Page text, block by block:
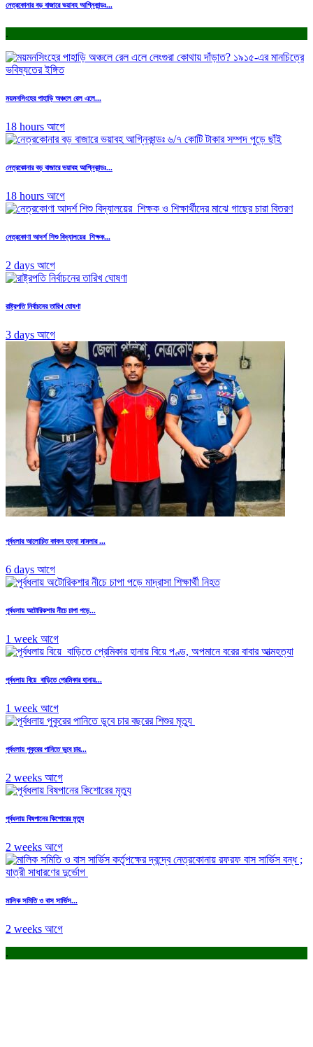
নেত্রকোনার বড় বাজারে ভয়াবহ আগ্নিকান্ডঃ...
.
ময়মনসিংহের পাহাড়ি অঞ্চলে রেল এলে...
18 hours আগে
নেত্রকোনার বড় বাজারে ভয়াবহ আগ্নিকান্ডঃ...
18 hours আগে
নেত্রকোণা আদর্শ শিশু বিদ্যালয়ের শিক্ষক...
2 days আগে
রাষ্ট্রপতি নির্বাচনের তারিখ ঘোষণা
3 days আগে
পূর্বধলার আলোচিত কাকন হত্যা মামলার ...
6 days আগে
পূর্বধলায় অটোরিকশার নীচে চাপা পড়ে...
1 week আগে
পূর্বধলায় বিয়ে বাড়িতে প্রেমিকার হানায়...
1 week আগে
পূর্বধলায় পুকুরের পানিতে ডুবে চার...
2 weeks আগে
পূর্বধলায় বিষপানের কিশোরের মৃত্যু
2 weeks আগে
মালিক সমিতি ও বাস সার্ভিস...
2 weeks আগে
.